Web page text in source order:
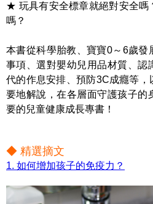
★ 玩具有安全標章就絕對安全嗎
嗎？
本書從科學胎教、寶寶0～6歲發
事項、選對嬰幼兒用品材質、認
代的作息安排、預防3C成癮等
要地解說，在各層面守護孩子的
要的兒童健康成長專書！
◆ 精選摘文
1. 如何增加孩子的免疫力？